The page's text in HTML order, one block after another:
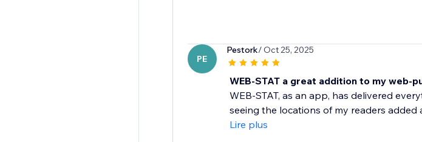
PE
Pestork/ Oct 25, 2025
WEB-STAT a great addition to my web-
WEB-STAT, as an app, has delivered
seeing the locations of my readers added
Lire plus